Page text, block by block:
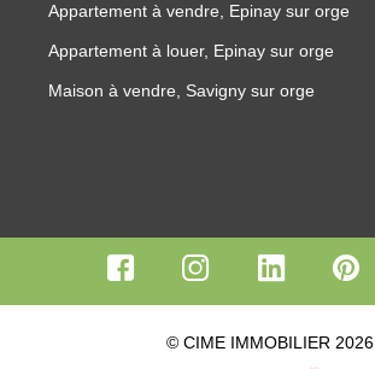
Appartement à vendre, Epinay sur orge
Appartement à louer, Epinay sur orge
Maison à vendre, Savigny sur orge
© CIME IMMOBILIER 2026